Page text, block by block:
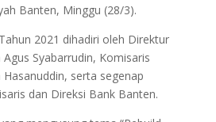
Banten, Minggu (28/3).
2021 dihadiri oleh Direktur
Syabarrudin, Komisaris
serta segenap
dan Direksi Bank Banten.